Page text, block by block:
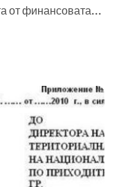
от финансовата...